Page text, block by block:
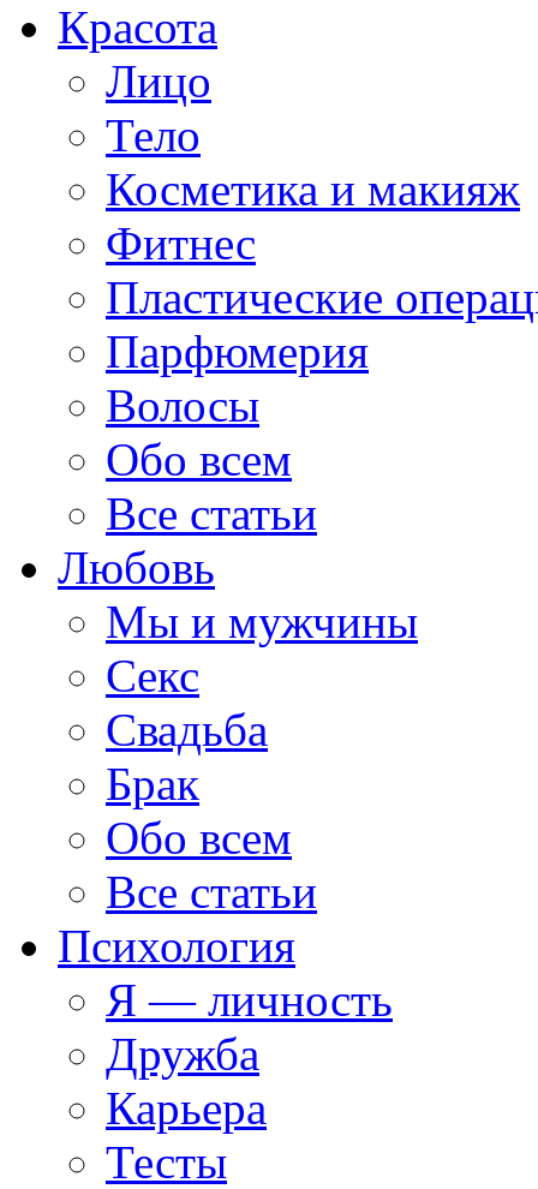
Красота
Лицо
Тело
Косметика и макияж
Фитнес
Пластические
Парфюмерия
Волосы
Обо всем
Все статьи
Любовь
Мы и мужчины
Секс
Свадьба
Брак
Обо всем
Все статьи
Психология
Я — личность
Дружба
Карьера
Тесты